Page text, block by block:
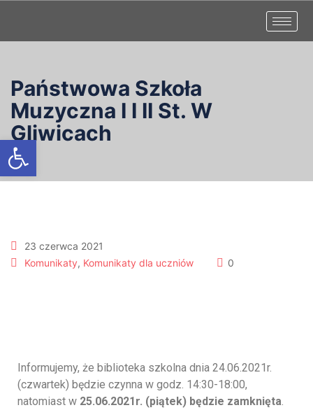
Otwórz pasek narzędzi
Państwowa Szkoła
Muzyczna I I II St. W
Gliwicach
23 czerwca 2021
Komunikaty, Komunikaty dla uczniów 0
Informujemy, że biblioteka szkolna dnia 24.06.2021r.
(czwartek) będzie czynna w godz. 14:30-18:00,
natomiast w 25.06.2021r. (piątek) będzie zamknięta.